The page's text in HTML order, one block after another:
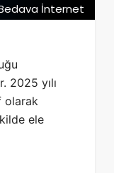
İnternet
2025 yılı
olarak
ele